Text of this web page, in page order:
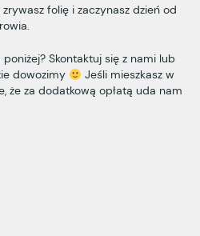
folię i zaczynasz dzień od
Skontaktuj się z nami lub
dowozimy
Jeśli mieszkasz w
że za dodatkową opłatą uda nam